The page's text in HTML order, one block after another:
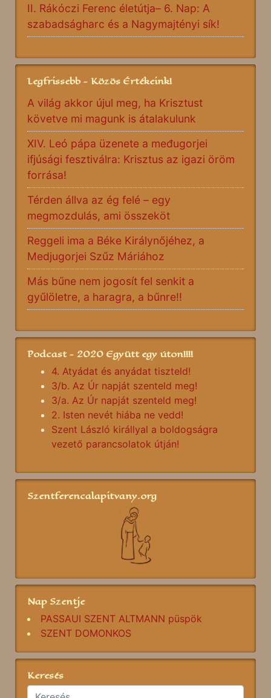
II. Rákóczi Ferenc életútja– 6. Nap: A
szabadságharc és a Nagymajtényi sík!
Legfrissebb - Közös Értékeink!
A világ akkor újul meg, ha Krisztust
követve mi magunk is átalakulunk
XIV. Leó pápa üzenete a međugorjei
ifjúsági fesztiválra: Krisztus az igazi öröm
forrása!
Térden állva az ég felé – egy
megmozdulás, ami összeköt
Reggeli ima a Béke Királynőjéhez, a
Medjugorjei Szűz Máriához
Más bűne nem jogosít fel senkit a
gyűlöletre, a haragra, a bűnre!!
Podcast - 2020 Együtt egy úton!!!!
4. Atyádat és anyádat tiszteld!
3/b. Az Úr napját szenteld meg!
3/a. Az Úr napját szenteld meg!
2. Isten nevét hiába ne vedd!
Szent László királlyal a boldogságra
vezető parancsolatok útján!
Szentferencalapitvany.org
Nap Szentje
PASSAUI SZENT ALTMANN püspök
SZENT DOMONKOS
Keresés